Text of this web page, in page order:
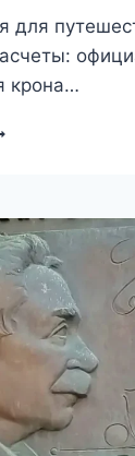
крона…